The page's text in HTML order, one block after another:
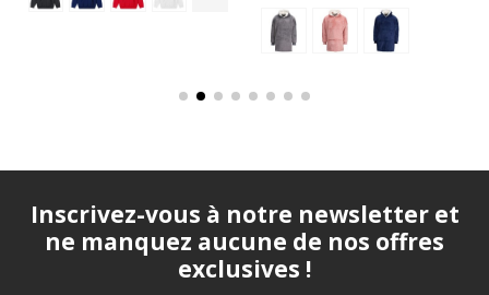
Inscrivez-vous à notre newsletter et
ne manquez aucune de nos offres
exclusives !